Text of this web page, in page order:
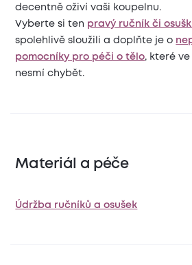
decentně oživí vaši koupelnu.
Vyberte si ten pravý ručník či
spolehlivě sloužili a doplňte je o
pomocníky pro péči o tělo, které
nesmí chybět.
Materiál a péče
Údržba ručníků a osušek